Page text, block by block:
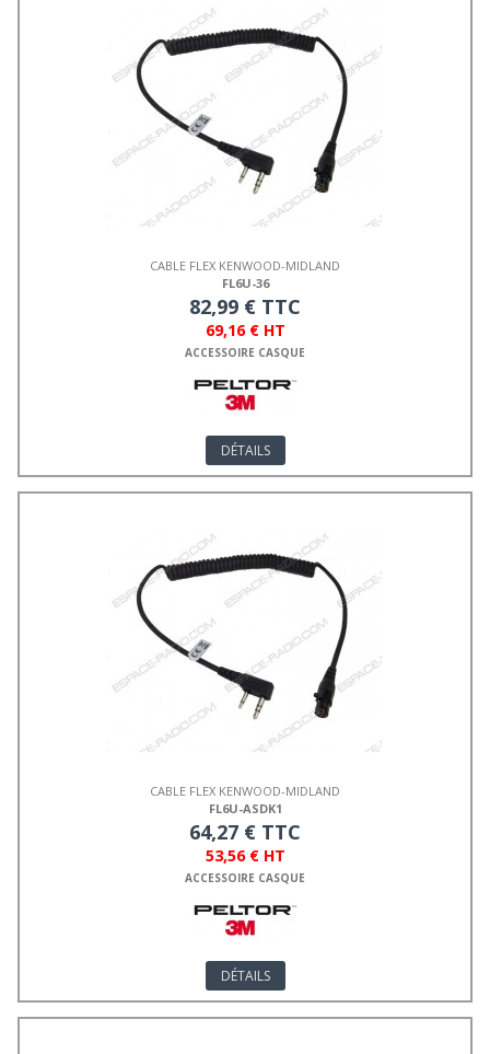
CABLE FLEX KENWOOD-MIDLAND
FL6U-36
82,99 € TTC
69,16 € HT
ACCESSOIRE CASQUE
DÉTAILS
CABLE FLEX KENWOOD-MIDLAND
FL6U-ASDK1
64,27 € TTC
53,56 € HT
ACCESSOIRE CASQUE
DÉTAILS